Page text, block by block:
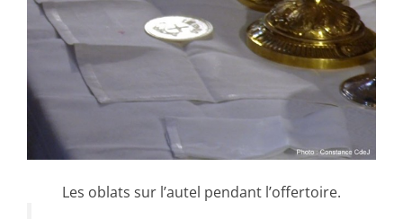
Les oblats sur l’autel pendant l’offertoire.